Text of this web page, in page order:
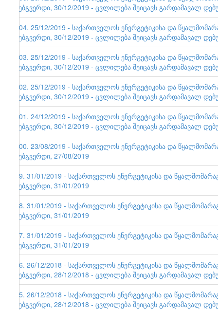
ვებგვერდი, 30/12/2019 - ცვლილება შეიცავს გარდამავალ
104. 25/12/2019 - საქართველოს ენერგეტიკისა და
ვებგვერდი, 30/12/2019 - ცვლილება შეიცავს გარდამავალ
103. 25/12/2019 - საქართველოს ენერგეტიკისა და
ვებგვერდი, 30/12/2019 - ცვლილება შეიცავს გარდამავალ
102. 25/12/2019 - საქართველოს ენერგეტიკისა და
ვებგვერდი, 30/12/2019 - ცვლილება შეიცავს გარდამავალ
101. 24/12/2019 - საქართველოს ენერგეტიკისა და
ვებგვერდი, 30/12/2019 - ცვლილება შეიცავს გარდამავალ
100. 23/08/2019 - საქართველოს ენერგეტიკისა და
ვებგვერდი, 27/08/2019
99. 31/01/2019 - საქართველოს ენერგეტიკისა და
ვებგვერდი, 31/01/2019
98. 31/01/2019 - საქართველოს ენერგეტიკისა და
ვებგვერდი, 31/01/2019
97. 31/01/2019 - საქართველოს ენერგეტიკისა და
ვებგვერდი, 31/01/2019
96. 26/12/2018 - საქართველოს ენერგეტიკისა და
ვებგვერდი, 28/12/2018 - ცვლილება შეიცავს გარდამავალ
95. 26/12/2018 - საქართველოს ენერგეტიკისა და
ვებგვერდი, 28/12/2018 - ცვლილება შეიცავს გარდამავალ